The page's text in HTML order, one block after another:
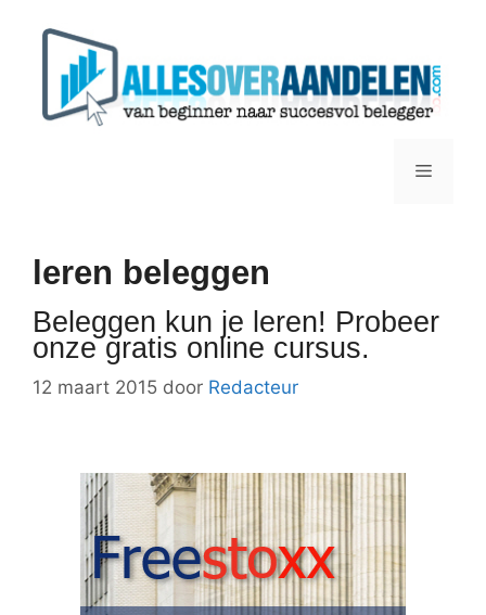
Menu
leren beleggen
Beleggen kun je leren! Probeer
onze gratis online cursus.
12 maart 2015 door Redacteur